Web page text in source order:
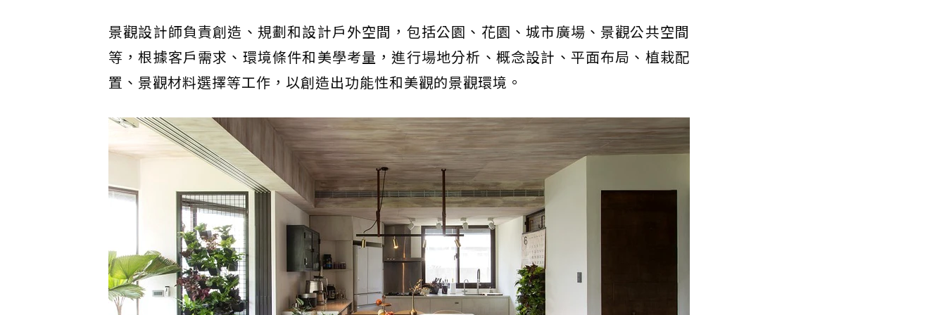
景觀設計師負責創造、規劃和設計戶外空間，包括公園、花園、城市廣場、景觀公共空間
等，根據客戶需求、環境條件和美學考量，進行場地分析、概念設計、平面布局、植栽配
置、景觀材料選擇等工作，以創造出功能性和美觀的景觀環境。